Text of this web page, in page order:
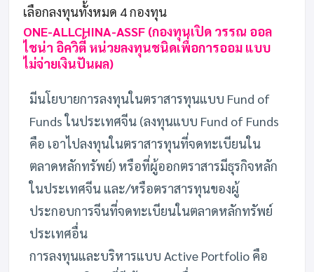
เลือกลงทุนทั้งหมด 4 กองทุน
ONE-ALLCHINA-ASSF (กองทุนเปิด วรรณ ออล
ไชน่า อิควิตี้ หน่วยลงทุนชนิดเพื่อการออม แบบ
ไม่จ่ายเงินปันผล)
มีนโยบายการลงทุนในตราสารทุนแบบ Fund of
Funds ในประเทศจีน (ลงทุนแบบ Fund of Funds
คือ เอาไปลงทุนในตราสารทุนที่จดทะเบียนใน
ตลาดหลักทรัพย์) หรือที่ผู้ออกตราสารมีธุรกิจหลัก
ในประเทศจีน และ/หรือตราสารทุนของผู้
ประกอบการจีนที่จดทะเบียนในตลาดหลักทรัพย์
ประเทศอื่น
การลงทุนและบริหารแบบ Active Portfolio คือ